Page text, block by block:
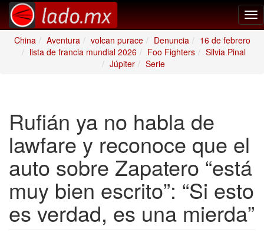
China
Aventura volcan purace Denuncia
16 de febrero
lista de francia mundial 2026
Foo Fighters
Silvia Pinal
Júpiter
Serie
Rufián ya no habla de
lawfare y reconoce que el
auto sobre Zapatero “está
muy bien escrito”: “Si esto
es verdad, es una mierda”